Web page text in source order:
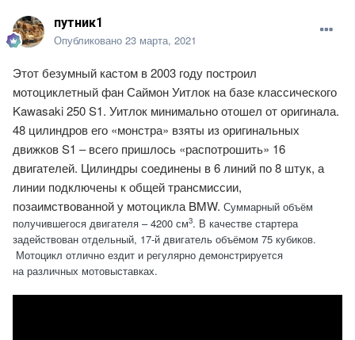
путник1
Опубликовано 23 марта, 2021
Этот безумный кастом в 2003 году построил
мотоциклетный фан Саймон Уитлок на базе классического
Kawasaki 250 S1. Уитлок минимально отошел от оригинала.
48 цилиндров его «монстра» взяты из оригинальных
движков S1 – всего пришлось «распотрошить» 16
двигателей. Цилиндры соединены в 6 линий по 8 штук, а
линии подключены к общей трансмиссии,
позаимствованной у мотоцикла BMW. Суммарный объём
получившегося двигателя – 4200 см3. В качестве стартера
задействован отдельный, 17-й двигатель объёмом 75 кубиков.
Мотоцикл отлично ездит и регулярно демонстрируется
на различных мотовыставках.